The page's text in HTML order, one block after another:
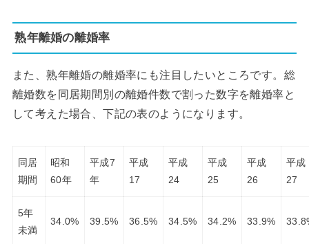
熟年離婚の離婚率
また、熟年離婚の離婚率にも注目したいところです。総
離婚数を同居期間別の離婚件数で割った数字を離婚率と
して考えた場合、下記の表のようになります。
同居
期間
昭和
60年
平成7
年
平成
17
平成
24
平成
25
平成
26
平成
27
5年
未満
34.0% 39.5% 36.5% 34.5% 34.2% 33.9%